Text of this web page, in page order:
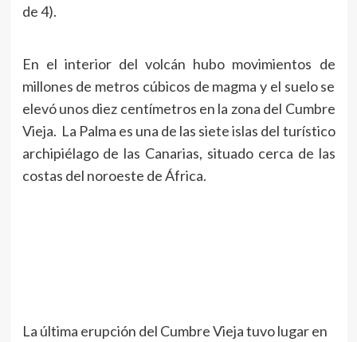
de 4).
En el interior del volcán hubo movimientos de
millones de metros cúbicos de magma y el suelo se
elevó unos diez centímetros en la zona del Cumbre
Vieja. La Palma es una de las siete islas del turístico
archipiélago de las Canarias, situado cerca de las
costas del noroeste de África.
La última erupción del Cumbre Vieja tuvo lugar en